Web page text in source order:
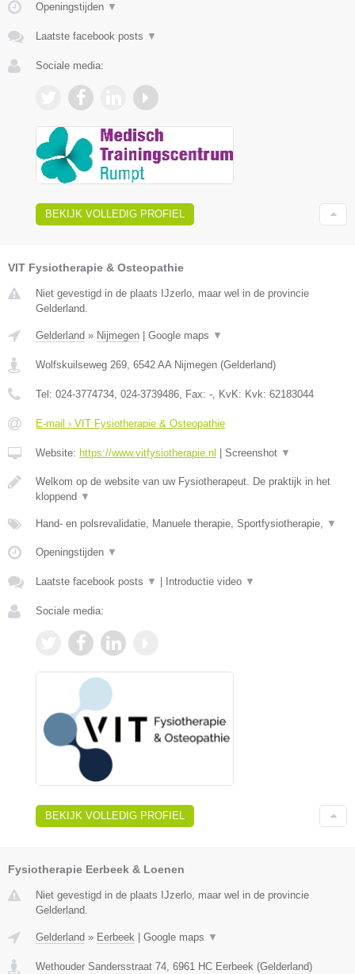
Openingstijden ▼
Laatste facebook posts ▼
Sociale media:
BEKIJK VOLLEDIG PROFIEL
VIT Fysiotherapie & Osteopathie
Niet gevestigd in de plaats IJzerlo, maar wel in de provincie
Gelderland.
Gelderland » Nijmegen Google maps ▼
Wolfskuilseweg 269 6542 AA Nijmegen (Gelderland)
Tel: 024-3774734, 024-3739486 , Fax: - , KvK: Kvk: 62183044
E-mail › VIT Fysiotherapie & Osteopathie
Website: https://www.vitfysiotherapie.nl Screenshot ▼
Welkom op de website van uw Fysiotherapeut. De praktijk in het
kloppend ▼
Hand- en polsrevalidatie, Manuele therapie, Sportfysiotherapie, ▼
Openingstijden ▼
Laatste facebook posts ▼ Introductie video ▼
Sociale media:
BEKIJK VOLLEDIG PROFIEL
Fysiotherapie Eerbeek & Loenen
Niet gevestigd in de plaats IJzerlo, maar wel in de provincie
Gelderland.
Gelderland » Eerbeek | Google maps ▼
Wethouder Sandersstraat 74 6961 HC Eerbeek (Gelderland)